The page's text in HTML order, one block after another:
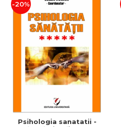
-20%
Psihologia sanatatii -